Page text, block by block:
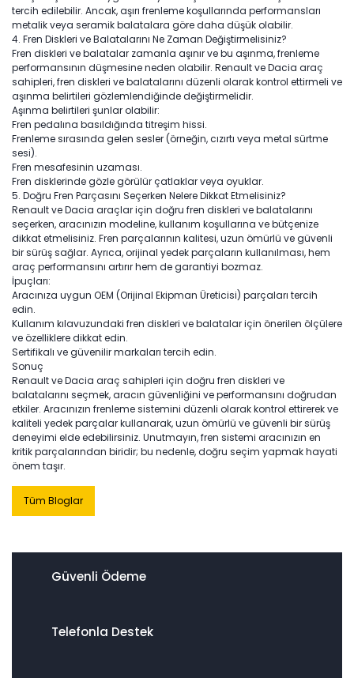
tercih edilebilir. Ancak, aşırı frenleme koşullarında performansları
metalik veya seramik balatalara göre daha düşük olabilir.
4. Fren Diskleri ve Balatalarını Ne Zaman Değiştirmelisiniz?
Fren diskleri ve balatalar zamanla aşınır ve bu aşınma, frenleme
performansının düşmesine neden olabilir. Renault ve Dacia araç
sahipleri, fren diskleri ve balatalarını düzenli olarak kontrol ettirmeli ve
aşınma belirtileri gözlemlendiğinde değiştirmelidir.
Aşınma belirtileri şunlar olabilir:
Fren pedalına basıldığında titreşim hissi.
Frenleme sırasında gelen sesler (örneğin, cızırtı veya metal sürtme
sesi).
Fren mesafesinin uzaması.
Fren disklerinde gözle görülür çatlaklar veya oyuklar.
5. Doğru Fren Parçasını Seçerken Nelere Dikkat Etmelisiniz?
Renault ve Dacia araçlar için doğru fren diskleri ve balatalarını
seçerken, aracınızın modeline, kullanım koşullarına ve bütçenize
dikkat etmelisiniz. Fren parçalarının kalitesi, uzun ömürlü ve güvenli
bir sürüş sağlar. Ayrıca, orijinal yedek parçaların kullanılması, hem
araç performansını artırır hem de garantiyi bozmaz.
İpuçları:
Aracınıza uygun OEM (Orijinal Ekipman Üreticisi) parçaları tercih
edin.
Kullanım kılavuzundaki fren diskleri ve balatalar için önerilen ölçülere
ve özelliklere dikkat edin.
Sertifikalı ve güvenilir markaları tercih edin.
Sonuç
Renault ve Dacia araç sahipleri için doğru fren diskleri ve
balatalarını seçmek, aracın güvenliğini ve performansını doğrudan
etkiler. Aracınızın frenleme sistemini düzenli olarak kontrol ettirerek ve
kaliteli yedek parçalar kullanarak, uzun ömürlü ve güvenli bir sürüş
deneyimi elde edebilirsiniz. Unutmayın, fren sistemi aracınızın en
kritik parçalarından biridir; bu nedenle, doğru seçim yapmak hayati
önem taşır.
Tüm Bloglar
Güvenli Ödeme
Telefonla Destek